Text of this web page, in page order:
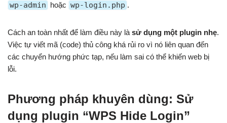
wp-admin hoặc wp-login.php .
Cách an toàn nhất để làm điều này là sử dụng một plugin nhẹ.
Việc tự viết mã (code) thủ công khá rủi ro vì nó liên quan đến
các chuyển hướng phức tạp, nếu làm sai có thể khiến web bị
lỗi.
Phương pháp khuyên dùng: Sử
dụng plugin “WPS Hide Login”